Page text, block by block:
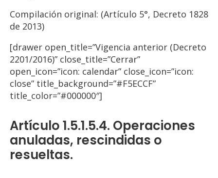
Compilación original: (Artículo 5°, Decreto 1828
de 2013)
[drawer open_title=”Vigencia anterior (Decreto
2201/2016)” close_title=”Cerrar”
open_icon=”icon: calendar” close_icon=”icon:
close” title_background=”#F5ECCF”
title_color=”#000000″]
Artículo 1.5.1.5.4. Operaciones
anuladas, rescindidas o
resueltas.